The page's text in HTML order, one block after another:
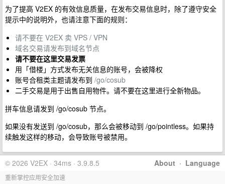
为了提高 V2EX 的有效信息质量，在发布交易信息时，除了遵守安全
提示中的说明外，也请注意下面的规则：
请不要在 V2EX 卖 VPS / VPN
域名交易请发布到域名节点
请不要在这里交易发票
用「借楼」方式发布无关信息的账号，会被降权
账号合租类主题请发布到 /go/cosub
二手交易是用于出售自用物件。请不要在这里进行全新物品。
拼车信息请发到 /go/cosub 节点。
如果没有发送到 /go/cosub，那么会被移动到 /go/pointless。如果持
续触发这样的移动，会导致账号被禁用。
About · Language
© 2026 V2EX · 34ms · 3.9.8.5
重新掌控应用安全加速